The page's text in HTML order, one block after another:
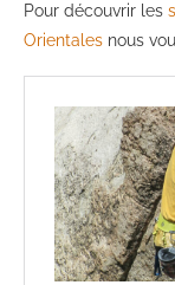
Pour découvrir les
Orientales nous